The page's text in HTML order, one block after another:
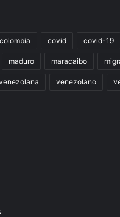
colombia covid covid-19
maduro maracaibo
venezolano